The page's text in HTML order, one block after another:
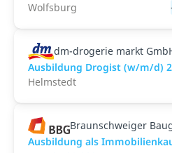
Wolfsburg
dm-drogerie markt
Ausbildung Drogist (w/m/d)
Helmstedt
Braunschweiger
Ausbildung als